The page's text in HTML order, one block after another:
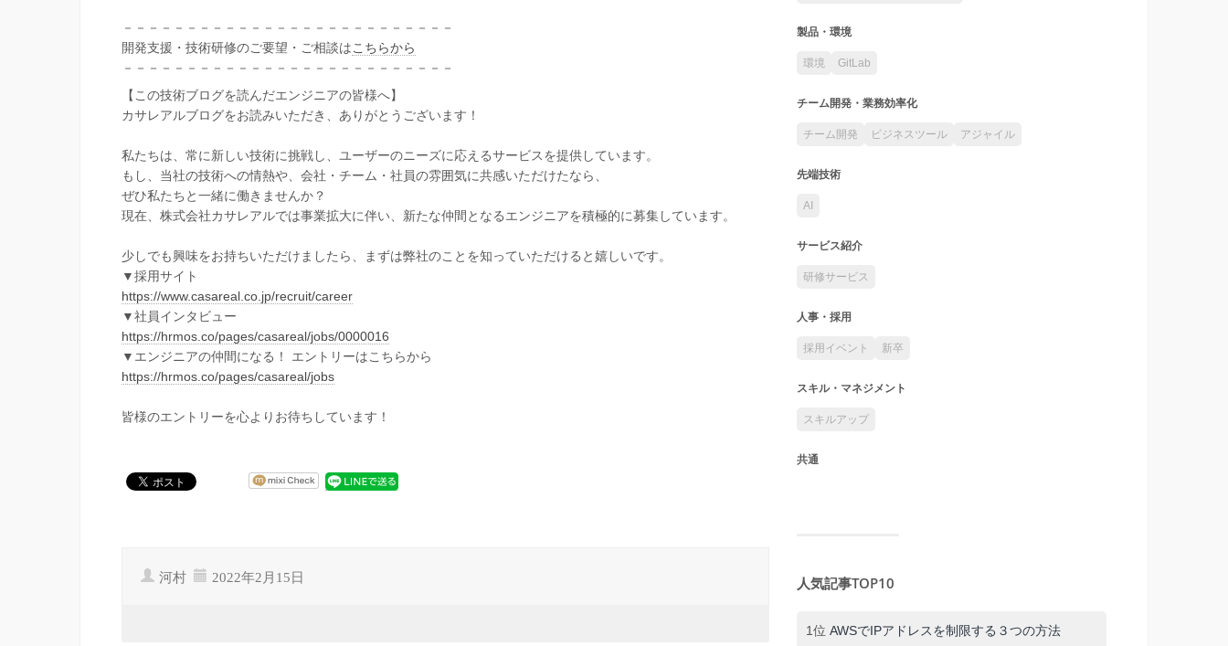
－－－－－－－－－－－－－－－－－－－－－－－－－－
開発支援・技術研修のご要望・ご相談はこちらから
－－－－－－－－－－－－－－－－－－－－－－－－－－
【この技術ブログを読んだエンジニアの皆様へ】
カサレアルブログをお読みいただき、ありがとうございます！
私たちは、常に新しい技術に挑戦し、ユーザーのニーズに応えるサービスを提供しています。
もし、当社の技術への情熱や、会社・チーム・社員の雰囲気に共感いただけたなら、
ぜひ私たちと一緒に働きませんか？
現在、株式会社カサレアルでは事業拡大に伴い、新たな仲間となるエンジニアを積極的に募集しています。
少しでも興味をお持ちいただけましたら、まずは弊社のことを知っていただけると嬉しいです。
▼採用サイト
https://www.casareal.co.jp/recruit/career
▼社員インタビュー
https://hrmos.co/pages/casareal/jobs/0000016
▼エンジニアの仲間になる！ エントリーはこちらから
https://hrmos.co/pages/casareal/jobs
皆様のエントリーを心よりお待ちしています！
河村 2022年2月15日
製品・環境
環境 GitLab
チーム開発・業務効率化
チーム開発 ビジネスツール アジャイル
先端技術
AI
サービス紹介
研修サービス
人事・採用
採用イベント 新卒
スキル・マネジメント
スキルアップ
共通
人気記事TOP10
1位 AWSでIPアドレスを制限する３つの方法